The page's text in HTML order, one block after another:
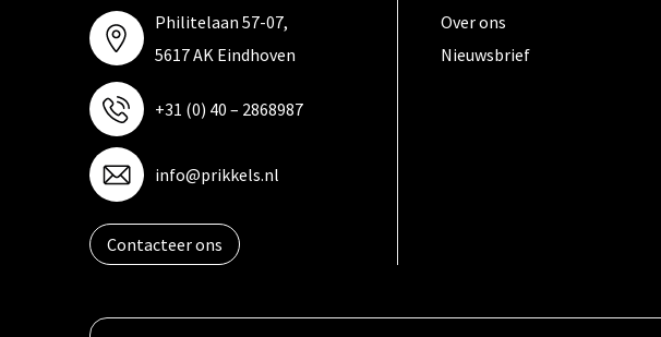
Philitelaan 57-07,
5617 AK Eindhoven
+31 (0) 40 – 2868987
info@prikkels.nl
Contacteer ons
Over ons
Nieuwsbrief